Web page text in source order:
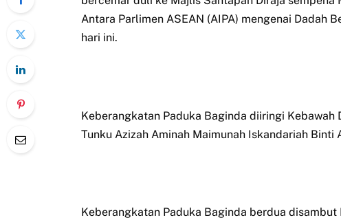
Antara Parlimen ASEAN (AIPA) mengenai Dadah
hari ini.
Keberangkatan Paduka Baginda diiringi Kebawah
Tunku Azizah Aminah Maimunah Iskandariah
Keberangkatan Paduka Baginda berdua